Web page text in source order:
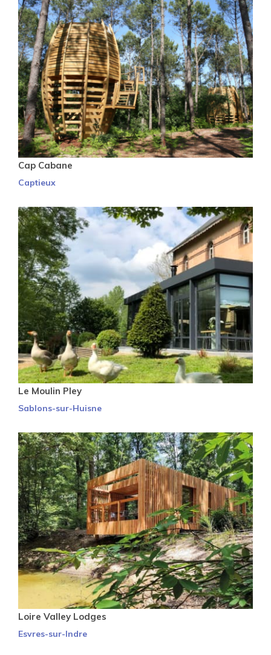
Cap Cabane
Captieux
Le Moulin Pley
Sablons-sur-Huisne
Loire Valley Lodges
Esvres-sur-Indre